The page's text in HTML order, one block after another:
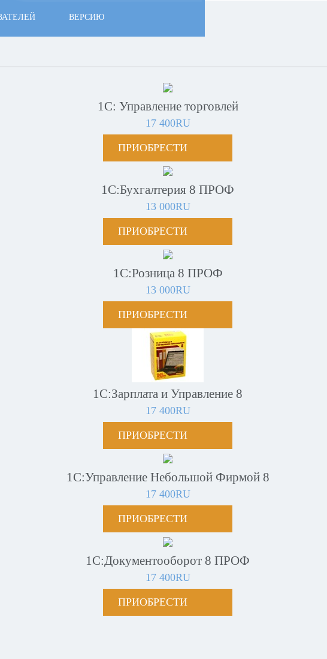
ВЕРСИЮ
1С: Управление торговлей
17 400RU
ПРИОБРЕСТИ
1С:Бухгалтерия 8 ПРОФ
13 000RU
ПРИОБРЕСТИ
1С:Розница 8 ПРОФ
13 000RU
ПРИОБРЕСТИ
1С:Зарплата и Управление 8
17 400RU
ПРИОБРЕСТИ
1С:Управление Небольшой Фирмой 8
17 400RU
ПРИОБРЕСТИ
1С:Документооборот 8 ПРОФ
17 400RU
ПРИОБРЕСТИ